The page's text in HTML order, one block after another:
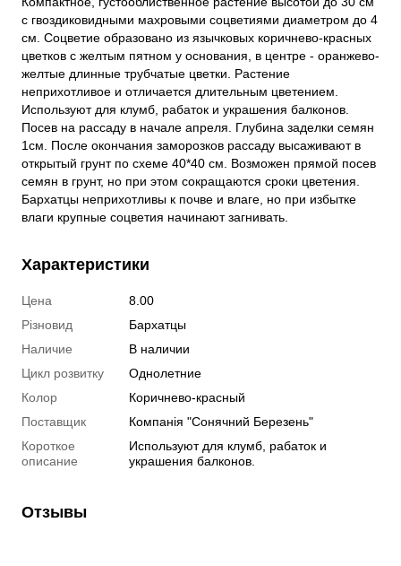
с гвоздиковидными махровыми соцветиями диаметром до 4
см. Соцветие образовано из язычковых коричнево-красных
цветков с желтым пятном у основания, в центре - оранжево-
желтые длинные трубчатые цветки. Растение
неприхотливое и отличается длительным цветением.
Используют для клумб, рабаток и украшения балконов.
Посев на рассаду в начале апреля. Глубина заделки семян
1см. После окончания заморозков рассаду высаживают в
открытый грунт по схеме 40*40 см. Возможен прямой посев
семян в грунт, но при этом сокращаются сроки цветения.
Бархатцы неприхотливы к почве и влаге, но при избытке
влаги крупные соцветия начинают загнивать.
Характеристики
Цена
8.00
Різновид
Бархатцы
Наличие
В наличии
Цикл розвитку
Однолетние
Колор
Коричнево-красный
Поставщик
Компанія "Сонячний Березень"
Короткое
описание
Используют для клумб, рабаток и
украшения балконов.
Отзывы